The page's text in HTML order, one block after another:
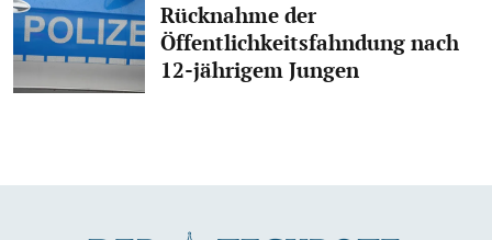
Rücknahme der
Öffentlichkeitsfahndung nach
12-jährigem Jungen